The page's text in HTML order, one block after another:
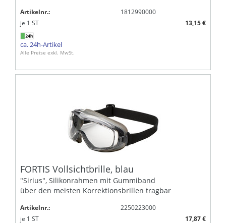
Artikelnr.:
1812990000
je 1 ST 13,15 €
ca. 24h-Artikel
Alle Preise exkl. MwSt.
FORTIS Vollsichtbrille, blau
"Sirius", Silikonrahmen mit Gummiband
über den meisten Korrektionsbrillen tragbar
Artikelnr.:
2250223000
je 1 ST 17,87 €